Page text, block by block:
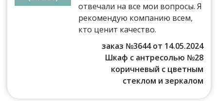
отвечали на все мои вопросы. Я
рекомендую компанию всем,
кто ценит качество.
заказ №3644 от 14.05.2024
Шкаф с антресолью №28
коричневый с цветным
стеклом и зеркалом